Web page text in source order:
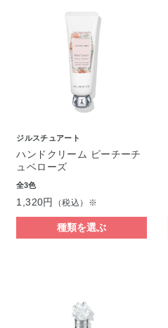
ジルスチュアート
ハンドクリーム ピーチーチ
ュベローズ
全3色
1,320円 （税込）※
種類を選ぶ